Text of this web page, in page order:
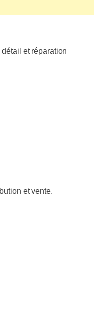
et réparation
et vente.